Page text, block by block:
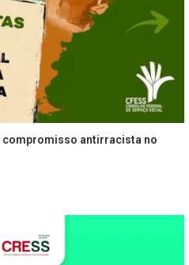
antirracista no